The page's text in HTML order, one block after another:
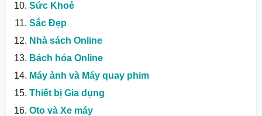
Sức Khoẻ
Sắc Đẹp
Nhà sách Online
Bách hóa Online
Máy ảnh và Máy quay phim
Thiết bị Gia dụng
Oto và Xe máy